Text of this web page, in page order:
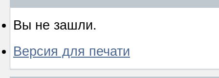
Вы не зашли.
Версия для печати